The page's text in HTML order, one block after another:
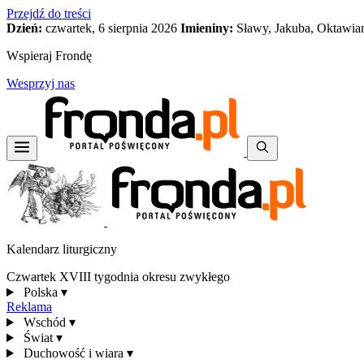
Przejdź do treści
Dzień: czwartek, 6 sierpnia 2026 Imieniny: Sławy, Jakuba,
Wspieraj Frondę
Wesprzyj nas
Kalendarz liturgiczny
Czwartek XVIII tygodnia okresu zwykłego
Polska ▾
Reklama
Wschód ▾
Świat ▾
Duchowość i wiara ▾